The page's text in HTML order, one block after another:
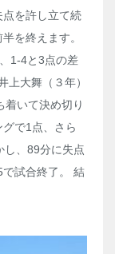
を許し立て続
を終えます。
1-4と3点の差
上大舞（３年）
着いて決め切り
で1点、さら
し、89分に失点
試合終了。 結